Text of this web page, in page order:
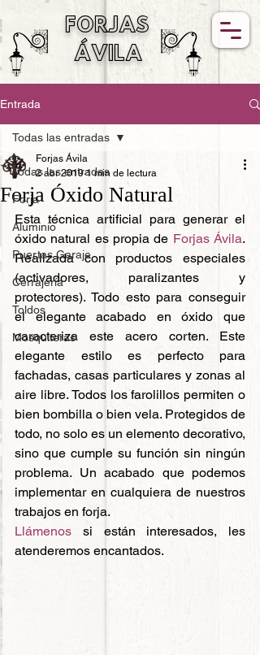
FORJAS
ÁVILA
Entrada
Todas las entradas
Forja
Aluminio
Puertas Garaje
Cerrajería
Toldos
Mosquiteras
Todas las entradas
Forja Óxido Natural
Forjas Ávila
2 abr 2019 1 min de lectura
Esta técnica artificial para generar el
óxido natural es propia de Forjas Ávila.
Realizada con productos especiales
(activadores, paralizantes y
protectores). Todo esto para conseguir
el elegante acabado en óxido que
caracteriza este acero corten. Este
elegante estilo es perfecto para
fachadas, casas particulares y zonas al
aire libre. Todos los farolillos permiten o
bien bombilla o bien vela. Protegidos de
todo, no solo es un elemento decorativo,
sino que cumple su función sin ningún
problema. Un acabado que podemos
implementar en cualquiera de nuestros
trabajos en forja.
Llámenos si están interesados, les
atenderemos encantados.